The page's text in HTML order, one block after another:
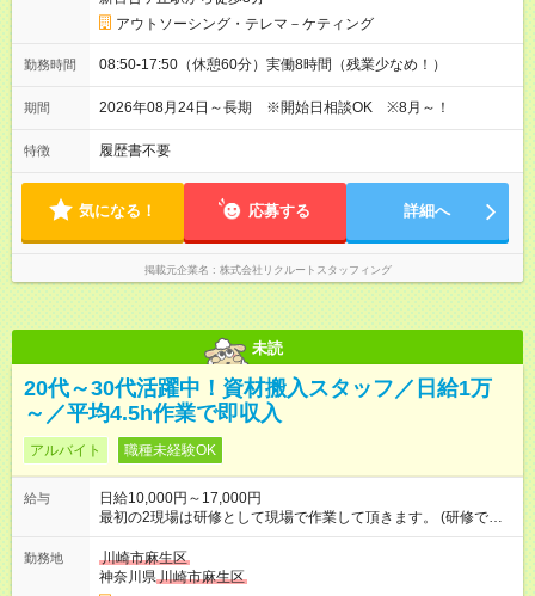
アウトソーシング・テレマ－ケティング
勤務時間 08:50-17:50（休憩60分）実働8時間（残業少なめ！）
期間 2026年08月24日～長期 ※開始日相談OK ※8月～！
特徴 履歴書不要
気になる！ 応募する 詳細へ
掲載元企業名 株式会社リクルートスタッフィング
未読
20代～30代活躍中！資材搬入スタッフ／日給1万
～／平均4.5h作業で即収入
アルバイト 職種未経験OK
給与
日給10,000円～17,000円
最初の2現場は研修として現場で作業して頂きます。 (研修でも
通常通り給与が出ます) 【試用期間】試用期間なし
勤務地
川崎市麻生区
神奈川県川崎市麻生区